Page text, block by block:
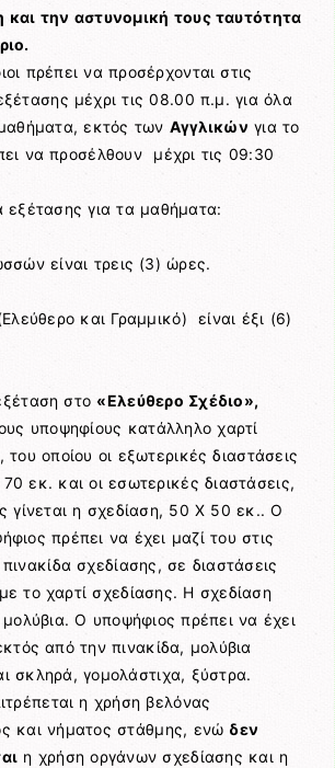
και την αστυνομική τους ταυτότητα
πρέπει να προσέρχονται στις
μέχρι τις 08.00 π.μ. για όλα
εκτός των Αγγλικών για το
να προσέλθουν μέχρι τις 09:30
εξέτασης για τα μαθήματα:
είναι τρεις (3) ώρες.
και Γραμμικό) είναι έξι (6)
στο «Ελεύθερο Σχέδιο»,
υποψηφίους κατάλληλο χαρτί
του οποίου οι εξωτερικές διαστάσεις
εκ. και οι εσωτερικές διαστάσεις,
γίνεται η σχεδίαση, 50 Χ 50 εκ.. Ο
πρέπει να έχει μαζί του στις
σχεδίασης, σε διαστάσεις
το χαρτί σχεδίασης. Η σχεδίαση
μολύβια. Ο υποψήφιος πρέπει να έχει
από την πινακίδα, μολύβια
σκληρά, γομολάστιχα, ξύστρα.
η χρήση βελόνας
και νήματος στάθμης, ενώ δεν
η χρήση οργάνων σχεδίασης και η